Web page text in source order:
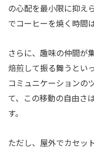
の心配を最小限に抑え
でコーヒーを焼く時間
さらに、趣味の仲間が
焙煎して振る舞うとい
コミュニケーションの
て、この移動の自由さ
す。
ただし、屋外でカセッ